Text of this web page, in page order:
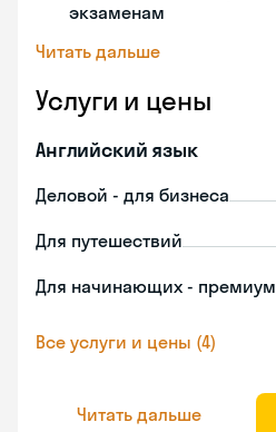
экзаменам
Читать дальше
Услуги и цены
Английский язык
Деловой - для бизнеса
Для путешествий
Для начинающих - премиум
Все услуги и цены (4)
Читать дальше